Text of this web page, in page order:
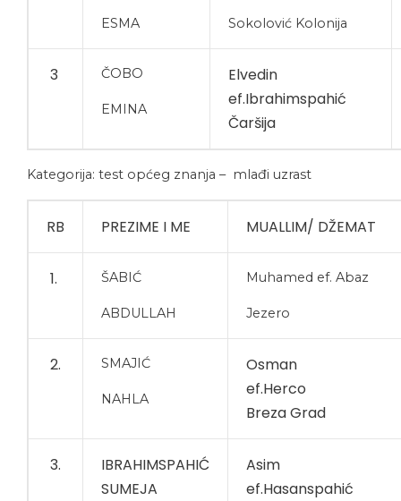
ESMA Sokolović Kolonija
3 ČOBO
EMINA
Elvedin
ef.Ibrahimspahić
Čaršija
Kategorija: test općeg znanja – mlađi uzrast
RB PREZIME I ME MUALLIM/ DŽEMAT
1. ŠABIĆ
ABDULLAH
Muhamed ef. Abaz
Jezero
2. SMAJIĆ
NAHLA
Osman
ef.Herco
Breza Grad
3.
IBRAHIMSPAHIĆ
SUMEJA
Asim
ef.Hasanspahić